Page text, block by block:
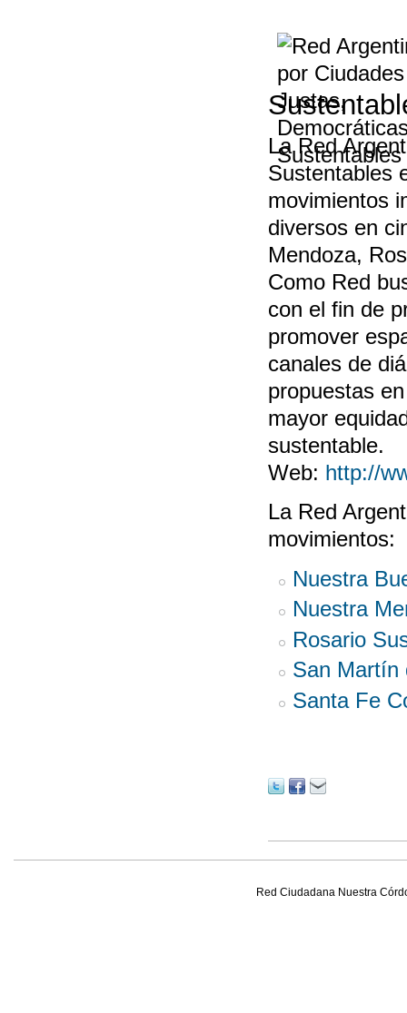
La Red
Sustentables
movimientos
diversos en
Mendoza,
Como Red
con el fin de
promover
canales de
propuestas
mayor
sustentable.
Web: http://
La Red
movimientos:
Nuestra
Nuestra
Rosario
San Martín
Santa Fe
Red Ciudadana Nuestra